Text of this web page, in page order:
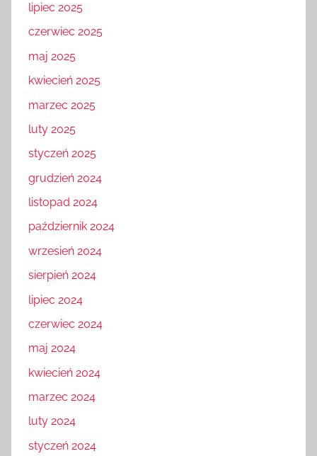
lipiec 2025
czerwiec 2025
maj 2025
kwiecień 2025
marzec 2025
luty 2025
styczeń 2025
grudzień 2024
listopad 2024
październik 2024
wrzesień 2024
sierpień 2024
lipiec 2024
czerwiec 2024
maj 2024
kwiecień 2024
marzec 2024
luty 2024
styczeń 2024